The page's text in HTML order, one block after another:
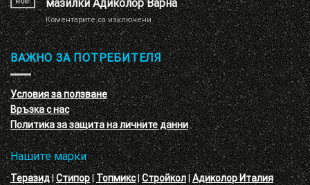
–
кръгове
–
3D
ефект
с
VELE
материал
мазилки Адиколор Варна
Коментарите са изключениза
Презентация
и
обучение
на
декоративни
мазилки
Адиколор
Варна
ВАЖНО ЗА ПОТРЕБИТЕЛЯ
Условия за ползване
Връзка с нас
Политика за защита на личните данни
Нашите марки
Теразид|Стипор|Топмикс|Стройкол|Адиколор Италия